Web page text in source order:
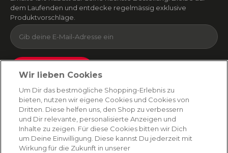
dem Laufenden und entdecke regelmässig exklusive
Produktvorschläge.
Absenden
Du kannst dich jederzeit von unserem Newsletter abmelden. Indem du fortfährst, stimmst
du unseren E-Mail-Bedingungenund Datenschutzbestimmungen zu
AMORANA
Wir lieben Cookies
Um Dir das bestmögliche Shopping-Erlebnis zu
bieten, nutzen wir eigene Cookies und Cookies von
Dritten. Diese helfen uns, den Shop zu verbessern
und Dir relevante, personalisierte Anzeigen und
Inhalte zu zeigen. Für diese Cookies bitten wir Dich
um Deine Einwilligung. Diese kannst Du jederzeit mit
Wirkung für die Zukunft in unserer